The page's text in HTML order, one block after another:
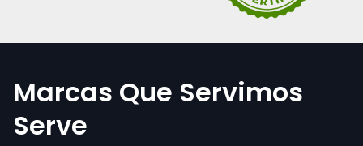
Marcas Que Servimos
Serve